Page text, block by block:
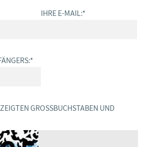
IHRE E-MAIL:*
*
GROSSBUCHSTABEN UND Z